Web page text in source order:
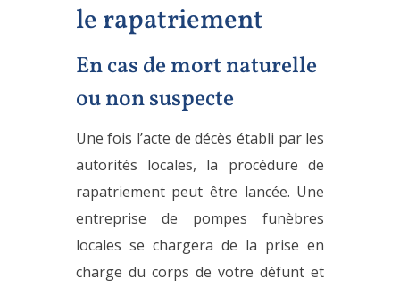
le rapatriement
En cas de mort naturelle
ou non suspecte
Une fois l’acte de décès établi par les
autorités locales, la procédure de
rapatriement peut être lancée. Une
entreprise de pompes funèbres
locales se chargera de la prise en
charge du corps de votre défunt et